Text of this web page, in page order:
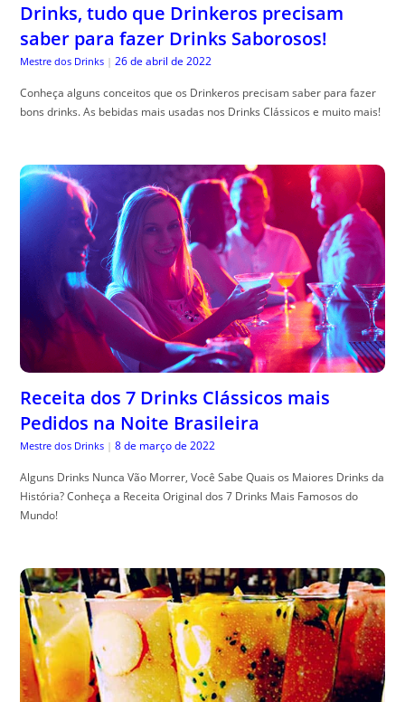
Drinks, tudo que Drinkeros precisam
saber para fazer Drinks Saborosos!
Mestre dos Drinks | 26 de abril de 2022
Conheça alguns conceitos que os Drinkeros precisam saber para fazer
bons drinks. As bebidas mais usadas nos Drinks Clássicos e muito mais!
Receita dos 7 Drinks Clássicos mais
Pedidos na Noite Brasileira
Mestre dos Drinks | 8 de março de 2022
Alguns Drinks Nunca Vão Morrer, Você Sabe Quais os Maiores Drinks da
História? Conheça a Receita Original dos 7 Drinks Mais Famosos do
Mundo!